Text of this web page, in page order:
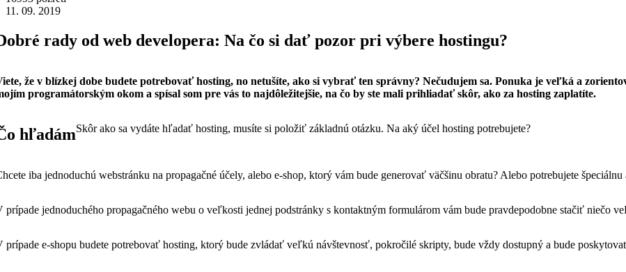
11. 09. 2019
rady od web developera: Na čo si dať pozor pri výbere hostingu?
že v blízkej dobe budete potrebovať hosting, no netušíte, ako si vybrať ten správny? Nečudujem sa. Ponuka je veľká a
programátorským okom a spísal som pre vás to najdôležitejšie, na čo by ste mali prihliadať skôr, ako za hosting zaplatíte.
hľadámSkôr ako sa vydáte hľadať hosting, musíte si položiť základnú otázku. Na aký účel hosting potrebujete?
iba jednoduchú webstránku na propagačné účely, alebo e-shop, ktorý vám bude generovať väčšinu obratu? Alebo potrebujete
prípade jednoduchého propagačného webu o veľkosti jednej podstránky s kontaktným formulárom vám bude pravdepodobne stačiť niečo
prípade e-shopu budete potrebovať hosting, ktorý bude zvládať veľkú návštevnosť, pokročilé skripty, bude vždy dostupný a bude